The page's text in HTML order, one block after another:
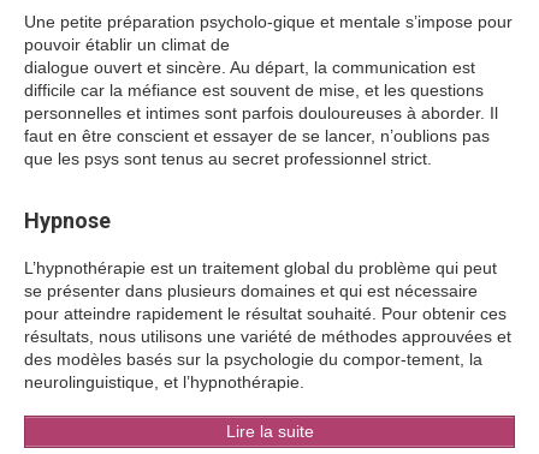
Une petite préparation psycholo-gique et mentale s’impose pour
pouvoir établir un climat de
dialogue ouvert et sincère. Au départ, la communication est
difficile car la méfiance est souvent de mise, et les questions
personnelles et intimes sont parfois douloureuses à aborder. Il
faut en être conscient et essayer de se lancer, n’oublions pas
que les psys sont tenus au secret professionnel strict.
Hypnose
L’hypnothérapie est un traitement global du problème qui peut
se présenter dans plusieurs domaines et qui est nécessaire
pour atteindre rapidement le résultat souhaité. Pour obtenir ces
résultats, nous utilisons une variété de méthodes approuvées et
des modèles basés sur la psychologie du compor-tement, la
neurolinguistique, et l’hypnothérapie.
Lire la suite